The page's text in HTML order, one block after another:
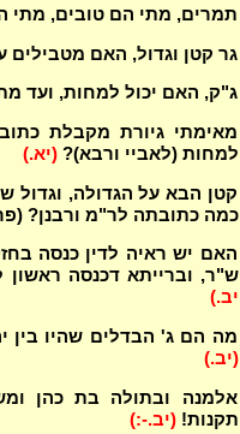
תמרים, מתי הם טובים, מתי
גר קטן וגדול, האם
ג"ק, האם יכול למחות, ועד
מאימתי גיורת מקבלת
למחות (לאביי ורבא)? (יא.)
קטן הבא על הגדולה,
כמה כתובתה לר"מ ורבנן?
האם יש ראיה לדין כנסה
ש"ר, וברייתא דכנסה ראשון
יב.)
מה הם ג' הבדלים שהיו בין
(יב.)
אלמנה ובתולה בת כהן
תקנות! (יב.-:)